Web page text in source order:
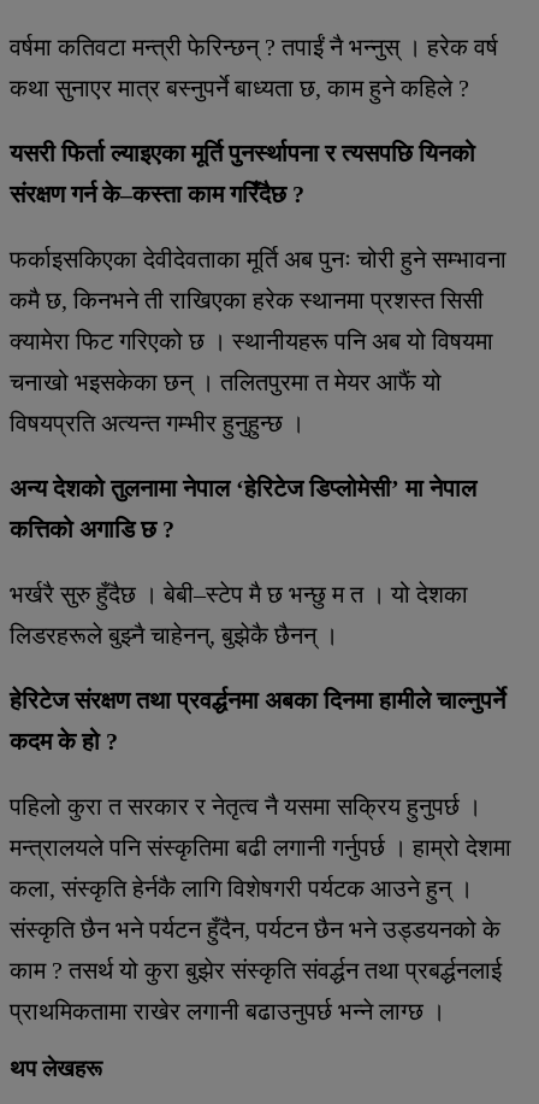
वर्षमा कतिवटा मन्त्री फेरिन्छन् ? तपाईं नै भन्नुस् । हरेक वर्ष
कथा सुनाएर मात्र बस्नुपर्ने बाध्यता छ, काम हुने कहिले ?
यसरी फिर्ता ल्याइएका मूर्ति पुनर्स्थापना र त्यसपछि यिनको
संरक्षण गर्न के–कस्ता काम गरिँदैछ ?
फर्काइसकिएका देवीदेवताका मूर्ति अब पुनः चोरी हुने सम्भावना
कमै छ, किनभने ती राखिएका हरेक स्थानमा प्रशस्त सिसी
क्यामेरा फिट गरिएको छ । स्थानीयहरू पनि अब यो विषयमा
चनाखो भइसकेका छन् । तलितपुरमा त मेयर आफैं यो
विषयप्रति अत्यन्त गम्भीर हुनुहुन्छ ।
अन्य देशको तुलनामा नेपाल ‘हेरिटेज डिप्लोमेसी’ मा नेपाल
कत्तिको अगाडि छ ?
भर्खरै सुरु हुँदैछ । बेबी–स्टेप मै छ भन्छु म त । यो देशका
लिडरहरूले बुझ्नै चाहेनन्, बुझेकै छैनन् ।
हेरिटेज संरक्षण तथा प्रवर्द्धनमा अबका दिनमा हामीले चाल्नुपर्ने
कदम के हो ?
पहिलो कुरा त सरकार र नेतृत्व नै यसमा सक्रिय हुनुपर्छ ।
मन्त्रालयले पनि संस्कृतिमा बढी लगानी गर्नुपर्छ । हाम्रो देशमा
कला, संस्कृति हेर्नकै लागि विशेषगरी पर्यटक आउने हुन् ।
संस्कृति छैन भने पर्यटन हुँदैन, पर्यटन छैन भने उड्डयनको के
काम ? तसर्थ यो कुरा बुझेर संस्कृति संवर्द्धन तथा प्रबर्द्धनलाई
प्राथमिकतामा राखेर लगानी बढाउनुपर्छ भन्ने लाग्छ ।
थप लेखहरू